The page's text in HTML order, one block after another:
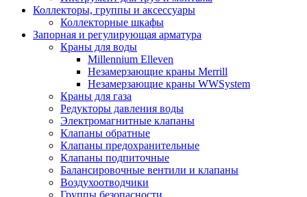
Коллекторы, группы и аксессуары
Коллекторные шкафы
Запорная и регулирующая арматура
Краны для воды
Millennium Elleven
Незамерзающие краны Merrill
Незамерзающие краны WWSystem
Краны для газа
Редукторы давления воды
Электромагнитные клапаны
Клапаны обратные
Клапаны предохранительные
Клапаны подпиточные
Балансировочные вентили и клапаны
Воздухоотводчики
Группы безопасности